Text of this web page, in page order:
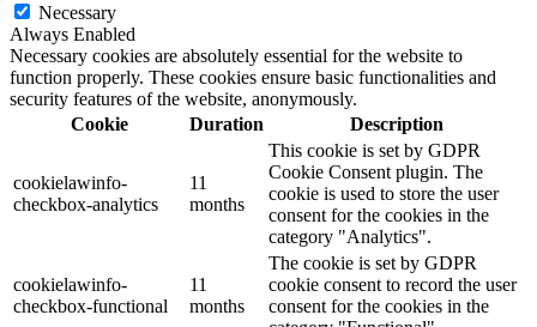
Necessary
Always Enabled
Necessary cookies are absolutely essential for the website to
function properly. These cookies ensure basic functionalities and
security features of the website, anonymously.
Cookie
Duration Description
cookielawinfo-
checkbox-analytics
11
months
This cookie is set by GDPR
Cookie Consent plugin. The
cookie is used to store the user
consent for the cookies in the
category "Analytics".
cookielawinfo-
checkbox-functional
11
months
The cookie is set by GDPR
cookie consent to record the user
consent for the cookies in the